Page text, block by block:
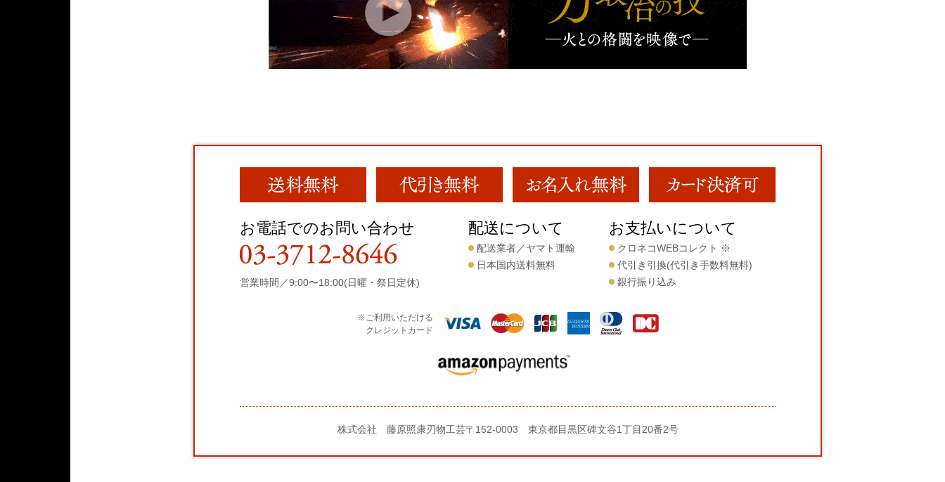
お電話でのお問い合わせ
営業時間／9:00〜18:00(日曜・祭日定休)
配送について
配送業者／ヤマト運輸
日本国内送料無料
お支払いについて
クロネコWEBコレクト ※
代引き引換(代引き手数料無料)
銀行振り込み
※ご利用いただける
クレジットカード
株式会社 藤原照康刃物工芸〒152-0003 東京都目黒区碑文谷1丁目20番2号